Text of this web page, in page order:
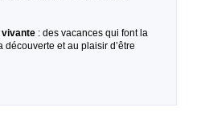
vivante : des vacances qui font la
découverte et au plaisir d’être